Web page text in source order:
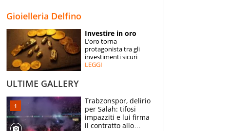
ESPERTI
CONTATTI
Gioielleria Delfino
Investire in oro
L’oro torna
protagonista tra gli
investimenti sicuri
LEGGI
ULTIME GALLERY
Trabzonspor, delirio
per Salah: tifosi
impazziti e lui firma
il contratto allo